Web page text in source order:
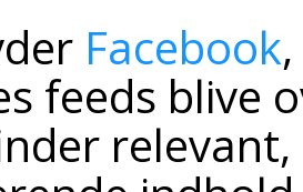
Facebook
feeds blive